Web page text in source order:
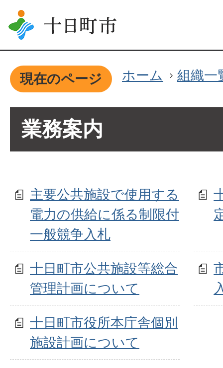
現在のページ ホーム 組織一
業務案内
主要公共施設で使用する
電力の供給に係る制限付
一般競争入札
十日町市公共施設等総合
管理計画について
十日町市役所本庁舎個別
施設計画について